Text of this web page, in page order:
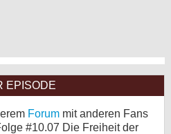
EPISODE
Forum mit anderen Fans
#10.07 Die Freiheit der